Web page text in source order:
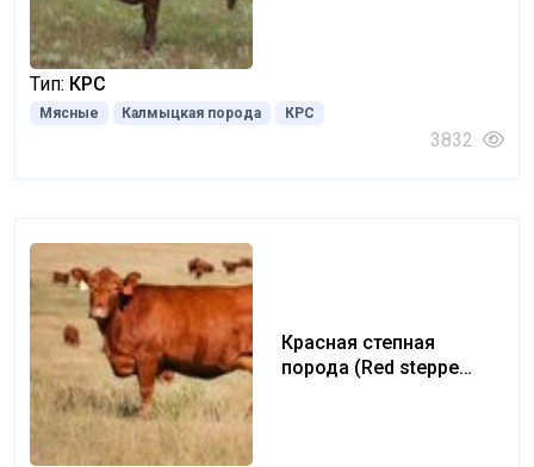
Тип: КРС
Мясные Калмыцкая порода КРС
3832
Красная степная
порода (Red steppe